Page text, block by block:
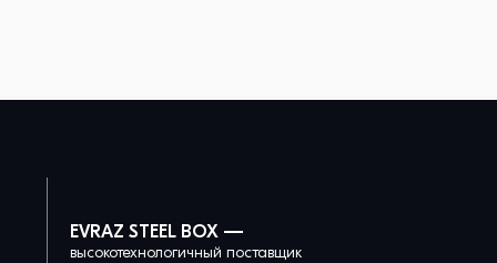
EVRAZ STEEL BOX —
высокотехнологичный поставщик